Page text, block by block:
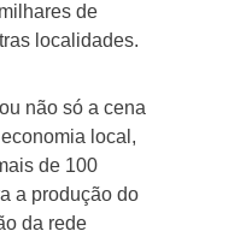
de
localidades.
não só a cena
local,
de 100
a produção do
da rede